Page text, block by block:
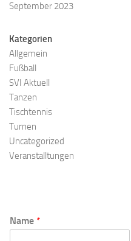
September 2023
Kategorien
Allgemein
Fußball
SVI Aktuell
Tanzen
Tischtennis
Turnen
Uncategorized
Veranstalltungen
Name *